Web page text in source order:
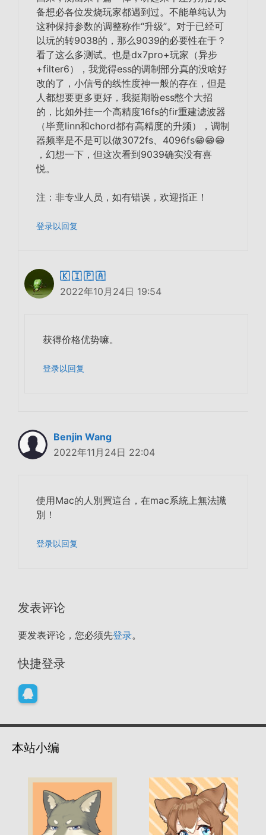
备想必各位发烧玩家都遇到过。不能单纯认为
这种保持参数的调整称作“升级”。对于已经可
以玩的转9038的，那么9039的必要性在于？
看了这么多测试。也是dx7pro+玩家（异步
+filter6），我觉得ess的调制部分真的没啥好
改的了，小信号的线性度神一般的存在，但是
人都想要更多更好，我挺期盼ess憋个大招
的，比如外挂一个高精度16fs的fir重建滤波器
（毕竟linn和chord都有高精度的升频），调制
器频率是不是可以做3072fs、4096fs😁😁😁
，幻想一下，但这次看到9039确实没有喜
悦。
注：非专业人员，如有错误，欢迎指正！
登录以回复
🇰 🇮 🇵 🇦
2022年10月24日 19:54
获得价格优势嘛。
登录以回复
Benjin Wang
2022年11月24日 22:04
使用Mac的人別買這台，在mac系統上無法識
別！
登录以回复
发表评论
要发表评论，您必须先登录。
快捷登录
本站小编